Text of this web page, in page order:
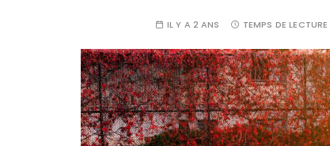
IL Y A 2 ANS TEMPS DE LECTURE